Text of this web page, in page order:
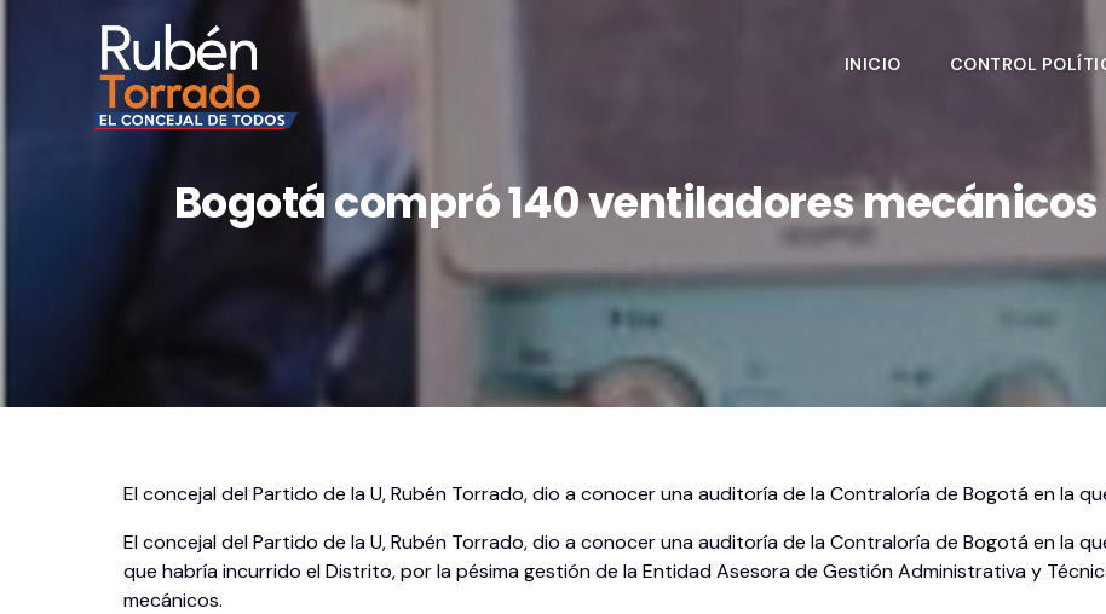
INICIO CONTROL
Bogotá compró 140 ventiladores
El concejal del Partido de la U, Rubén Torrado, dio a conocer una auditoría de la Contraloría de Bogotá en la
El concejal del Partido de la U, Rubén Torrado, dio a conocer una auditoría de la Contraloría de Bogotá en la
que habría incurrido el Distrito, por la pésima gestión de la Entidad Asesora de Gestión Administrativa y
mecánicos.